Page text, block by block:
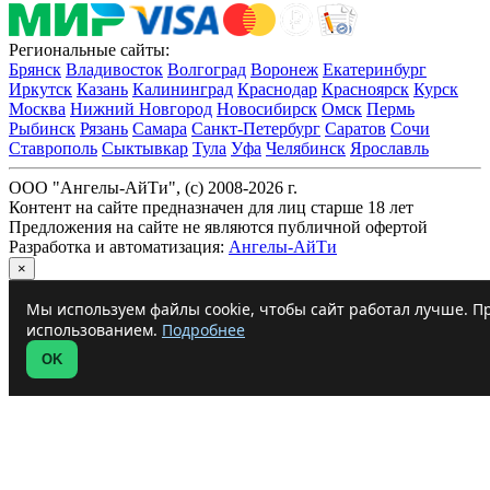
Региональные сайты:
Брянск Владивосток Волгоград Воронеж Екатеринбург
Иркутск Казань Калининград Краснодар Красноярск Курск
Москва Нижний Новгород Новосибирск Омск Пермь
Рыбинск Рязань Самара Санкт-Петербург Саратов Сочи
Ставрополь Сыктывкар Тула Уфа Челябинск Ярославль
ООО "Ангелы-АйТи", (c) 2008-2026 г.
Контент на сайте предназначен для лиц старше 18 лет
Предложения на сайте не являются публичной офертой
Разработка и автоматизация: Ангелы-АйТи
×
Мы используем файлы cookie, чтобы сайт работал лучше.
использованием. Подробнее
OK